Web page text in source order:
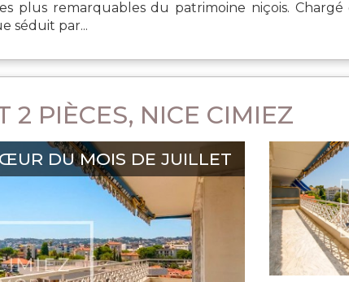
plus remarquables du patrimoine niçois.
séduit par...
2 PIÈCES, NICE CIMIEZ
DU MOIS DE JUILLET